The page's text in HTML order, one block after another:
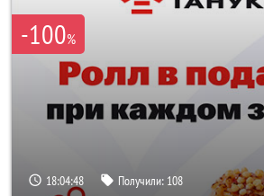
-100%
18:04:48 Получили: 108